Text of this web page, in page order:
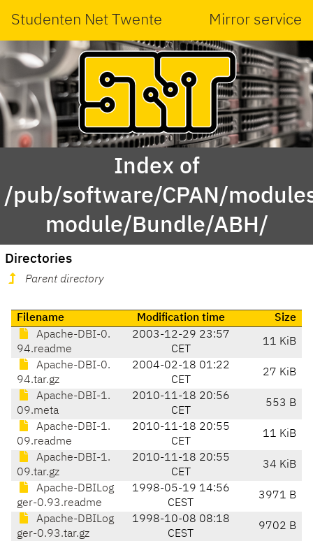
Studenten Net Twente Mirror service
Index of
/pub/software/CPAN/
module/Bundle/ABH/
Directories
Parent directory
Filename Modification time
Size
Apache-DBI-0.
94.readme
2003-12-29 23:57
CET
11 KiB
Apache-DBI-0.
94.tar.gz
2004-02-18 01:22
CET
27 KiB
Apache-DBI-1.
09.meta
2010-11-18 20:56
CET
553 B
Apache-DBI-1.
09.readme
2010-11-18 20:55
CET
11 KiB
Apache-DBI-1.
09.tar.gz
2010-11-18 20:55
CET
34 KiB
Apache-DBILog
ger-0.93.readme
1998-05-19 14:56
CEST
3971 B
Apache-DBILog
ger-0.93.tar.gz
1998-10-08 08:18
CEST
9702 B